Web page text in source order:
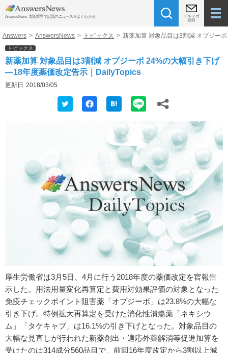
AnswersNews - 製薬業界で話題のニュースがよくわかる
メルマガ
登録
Answers > AnswersNews > トピックス > 新薬加算 対象品目は3割減 オプジー
トピックス
新薬加算 対象品目は3割減 オプジーボ 24%の大幅引き下げ
―18年度薬価改定告示｜DailyTopics
更新日 2018/03/05
厚生労働省は3月5日、4月に行う2018年度の薬価改定を官報告
示した。用法用量変化再算定と費用対効果評価の対象となった
免疫チェックポイント阻害薬「オプジーボ」は23.8%の大幅な
引き下げ。特例拡大再算定を受けた消化性潰瘍薬「ネキシウ
ム」「タケキャブ」は16.1%の引き下げとなった。対象品目の
大幅な見直しが行われた新薬創出・適応外薬解消等促進加算を
受けたのは314成分560品目で、前回16年度改定から3割以上減